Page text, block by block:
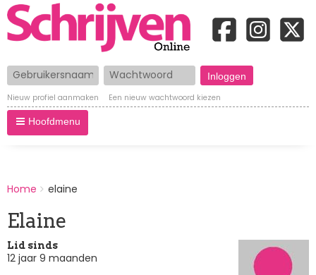
Gebruikersnaam Wachtwoord
Nieuw profiel aanmaken Een nieuw wachtwoord kiezen
Hoofdmenu
BREADCRUMBS
You
here:
Home elaine
Elaine
Lid sinds
12 jaar 9 maanden